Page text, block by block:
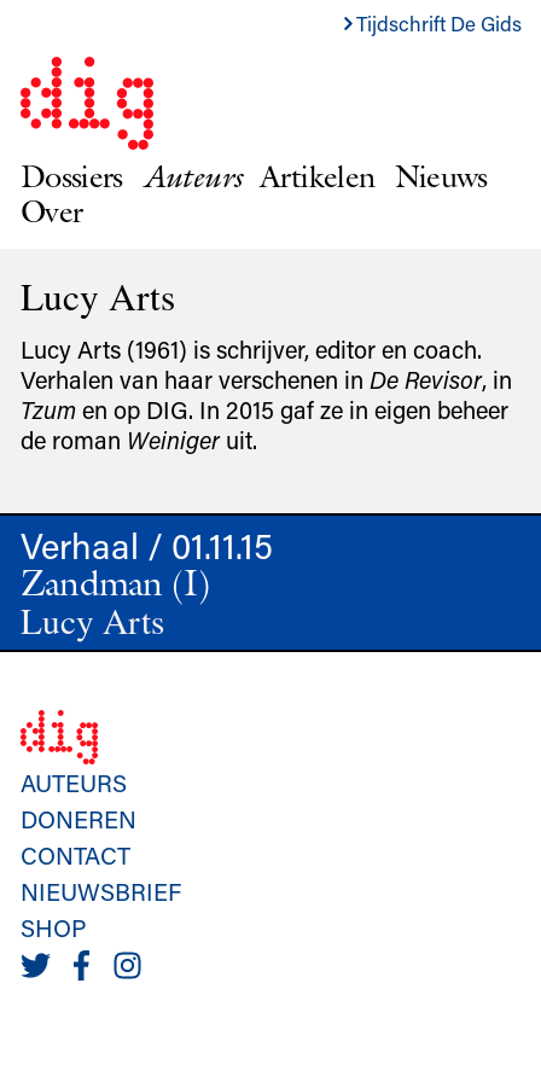
Tijdschrift De Gids
Dossiers Auteurs Artikelen Nieuws
Over
Lucy Arts
Lucy Arts (1961) is schrijver, editor en coach.
Verhalen van haar verschenen in De Revisor, in
Tzumen op DIG. In 2015 gaf ze in eigen beheer
de roman Weinigeruit.
Verhaal / 01.11.15
Zandman (I)
Lucy Arts
AUTEURS
DONEREN
CONTACT
NIEUWSBRIEF
SHOP